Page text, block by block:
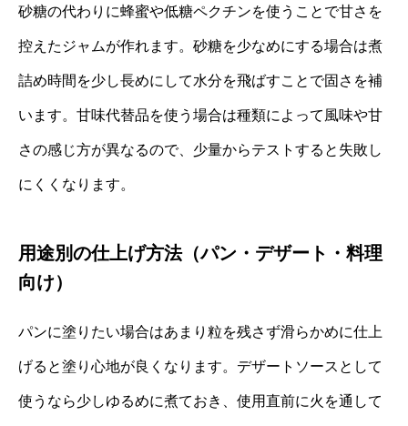
砂糖の代わりに蜂蜜や低糖ペクチンを使うことで甘さを
控えたジャムが作れます。砂糖を少なめにする場合は煮
詰め時間を少し長めにして水分を飛ばすことで固さを補
います。甘味代替品を使う場合は種類によって風味や甘
さの感じ方が異なるので、少量からテストすると失敗し
にくくなります。
用途別の仕上げ方法（パン・デザート・料理
向け）
パンに塗りたい場合はあまり粒を残さず滑らかめに仕上
げると塗り心地が良くなります。デザートソースとして
使うなら少しゆるめに煮ておき、使用直前に火を通して